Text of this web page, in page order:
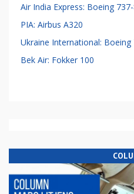
Air India Express: Boeing
PIA: Airbus A320
Ukraine International: Boeing
Bek Air: Fokker 100